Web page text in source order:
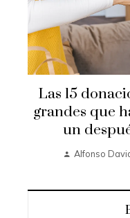
Las 15
grandes que
un
Alfonso